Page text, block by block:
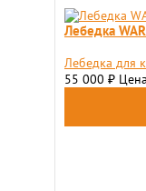
Лебедка
Лебедка для
55 000 ₽